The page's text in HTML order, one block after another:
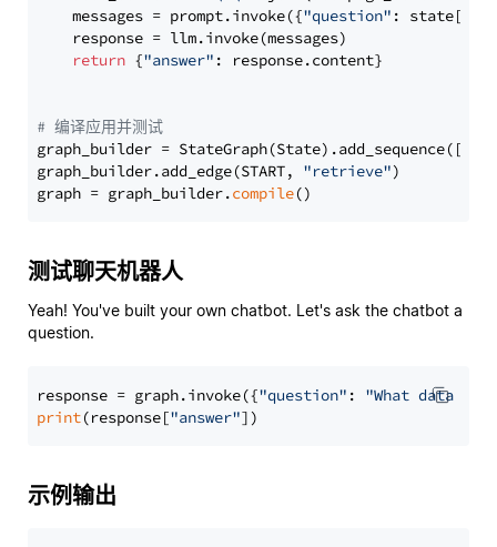
    messages = prompt.invoke({
"question" : state[
    response = llm.invoke(messages)
return {"answer" : response.content}
# 编译应用并测试
graph_builder =
graph_builder.add_edge(START, "retrieve")
graph = graph_builder.compile
测试聊天机器人
Yeah! You've built your own chatbot. Let's ask the chatbot a
question.
response = graph.invoke({"question" : "What data
print(response["answer"
示例输出